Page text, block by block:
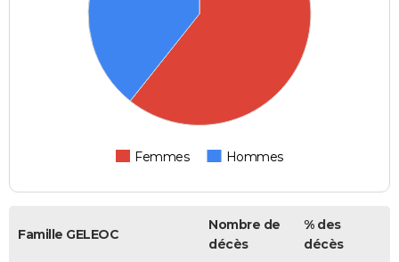
Femmes Hommes
Famille GELEOC
Nombre de
décès
% des
décès